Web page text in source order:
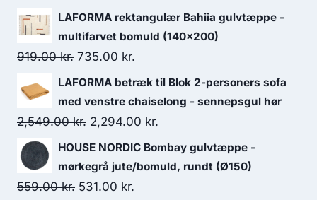
LAFORMA rektangulær Bahiia gulvtæppe -
multifarvet bomuld (140x200)
919.00kr. 735.00 kr.
LAFORMA betræk til Blok 2-personers sofa
med venstre chaiselong - sennepsgul hør
2,549.00kr. 2,294.00 kr.
HOUSE NORDIC Bombay gulvtæppe -
mørkegrå jute/bomuld, rundt (Ø150)
559.00kr. 531.00 kr.